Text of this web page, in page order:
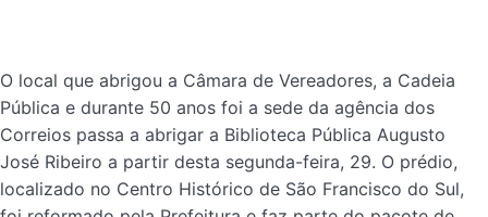
O local que abrigou a Câmara de Vereadores, a Cadeia
Pública e durante 50 anos foi a sede da agência dos
Correios passa a abrigar a Biblioteca Pública Augusto
José Ribeiro a partir desta segunda-feira, 29. O prédio,
localizado no Centro Histórico de São Francisco do Sul,